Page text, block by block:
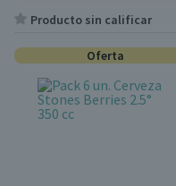
Producto sin calificar
Oferta